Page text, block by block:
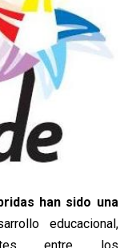
han sido una
educacional,